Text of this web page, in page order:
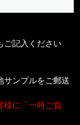
ご記入ください
サンプルをご郵送
に「一時ご負